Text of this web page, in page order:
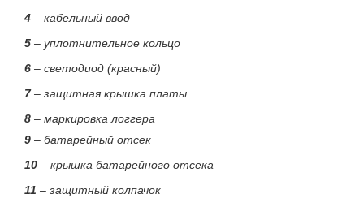
4 – кабельный ввод
5 – уплотнительное кольцо
6 – светодиод (красный)
7– защитная крышка платы
8 – маркировка логгера
9 – батарейный отсек
10 – крышка батарейного отсека
11 – защитный колпачок